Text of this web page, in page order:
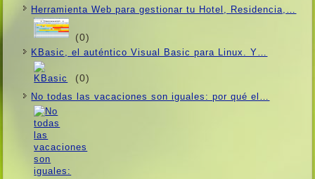
Herramienta Web para gestionar tu Hotel, Residencia,…
(0)
KBasic, el auténtico Visual Basic para Linux. Y…
(0)
No todas las vacaciones son iguales: por qué el…